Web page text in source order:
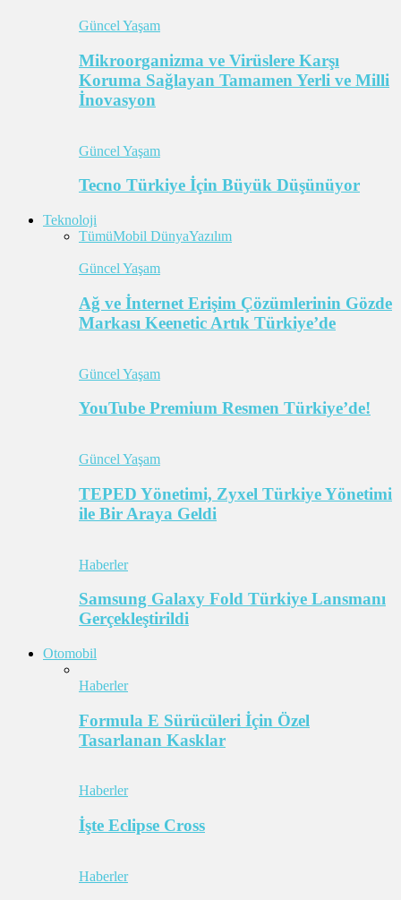
Güncel Yaşam
Mikroorganizma ve Virüslere Karşı
Koruma Sağlayan Tamamen Yerli ve Milli
İnovasyon
Güncel Yaşam
Tecno Türkiye İçin Büyük Düşünüyor
Teknoloji
TümüMobil DünyaYazılım
Güncel Yaşam
Ağ ve İnternet Erişim Çözümlerinin Gözde
Markası Keenetic Artık Türkiye’de
Güncel Yaşam
YouTube Premium Resmen Türkiye’de!
Güncel Yaşam
TEPED Yönetimi, Zyxel Türkiye Yönetimi
ile Bir Araya Geldi
Haberler
Samsung Galaxy Fold Türkiye Lansmanı
Gerçekleştirildi
Otomobil
Haberler
Formula E Sürücüleri İçin Özel
Tasarlanan Kasklar
Haberler
İşte Eclipse Cross
Haberler